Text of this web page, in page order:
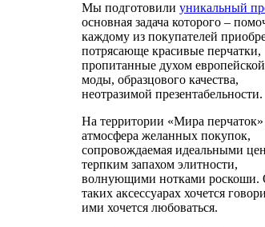
Мы подготовили уникальный
основная задача которого –
каждому из покупателей
потрясающе красивые перчатки,
пропитанные духом европейской
моды, образцового качества,
неотразимой презентабельности.
На территории «Мира
атмосфера желанных покупок,
сопровождаемая идеальными
терпким запахом элитности,
волнующими нотками роскоши.
таких аксессуарах хочется
ими хочется любоваться.